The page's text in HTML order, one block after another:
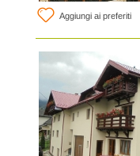
Aggiungi ai preferiti